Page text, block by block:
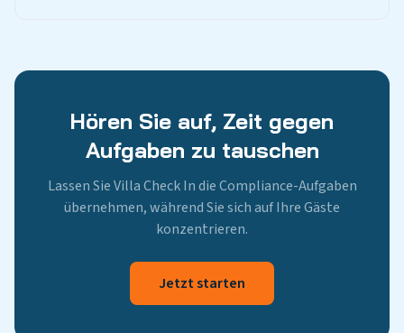
Hören Sie auf, Zeit gegen
Aufgaben zu tauschen
Lassen Sie Villa Check In die Compliance-Aufgaben
übernehmen, während Sie sich auf Ihre Gäste
konzentrieren.
Jetzt starten